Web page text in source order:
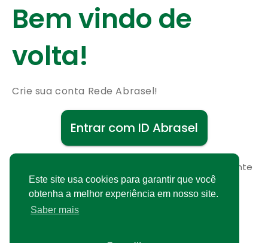
Este site usa cookies para garantir que você
obtenha a melhor experiência em nosso site.
Saber mais
Bem vindo de
volta!
Crie sua conta Rede Abrasel!
Entrar com ID Abrasel
Cadastre-se gratuitamente